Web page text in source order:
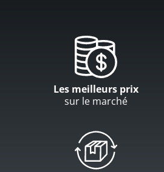
Les meilleurs prix
sur le marché